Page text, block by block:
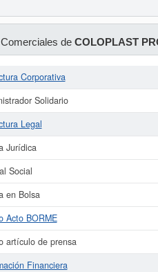
de COLOPLAST
Corporativa
Solidario
Legal
Jurídica
Social
en Bolsa
Acto BORME
artículo de prensa
Financiera